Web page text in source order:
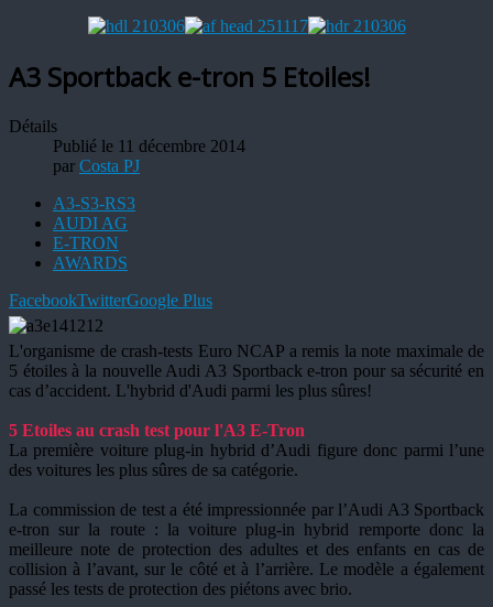
A3 Sportback e-tron 5 Etoiles!
Détails
Publié le 11 décembre 2014
par Costa PJ
A3-S3-RS3
AUDI AG
E-TRON
AWARDS
FacebookTwitterGoogle Plus
L'organisme de crash-tests Euro NCAP a remis la note maximale de
5 étoiles à la nouvelle Audi A3 Sportback e-tron pour sa sécurité en
cas d’accident. L'hybrid d'Audi parmi les plus sûres!
5 Etoiles au crash test pour l'A3 E-Tron
La première voiture plug-in hybrid d’Audi figure donc parmi l’une
des voitures les plus sûres de sa catégorie.
La commission de test a été impressionnée par l’Audi A3 Sportback
e-tron sur la route : la voiture plug-in hybrid remporte donc la
meilleure note de protection des adultes et des enfants en cas de
collision à l’avant, sur le côté et à l’arrière. Le modèle a également
passé les tests de protection des piétons avec brio.